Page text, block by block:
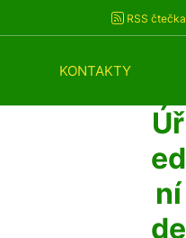
RSS čtečka
KONTAKTY
Úř
ed
ní
de